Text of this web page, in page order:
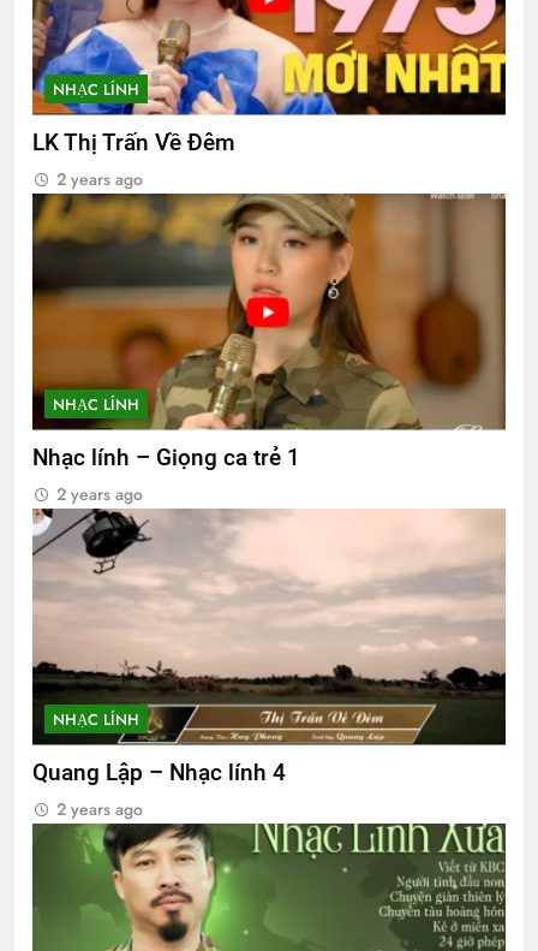
NHẠC LÍNH
LK Thị Trấn Về Đêm
2 years ago
NHẠC LÍNH
Nhạc lính – Giọng ca trẻ 1
2 years ago
NHẠC LÍNH
Quang Lập – Nhạc lính 4
2 years ago